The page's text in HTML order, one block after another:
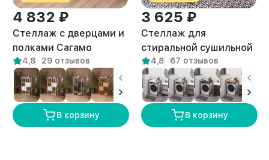
4 832 ₽
Стеллаж с дверцами и
полками Сагамо
белый/амаретто
4,8 29 отзывов
В корзину
3 625 ₽
Стеллаж для
стиральной сушильной
машин Шексна белый/
амаретто
4,8 67 отзывов
В корзину